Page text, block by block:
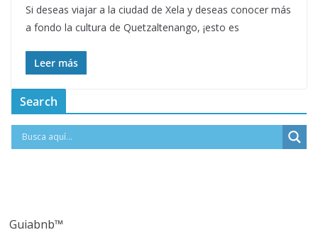
Si deseas viajar a la ciudad de Xela y deseas conocer más
a fondo la cultura de Quetzaltenango, ¡esto es
Leer más
Search
Guiabnb™